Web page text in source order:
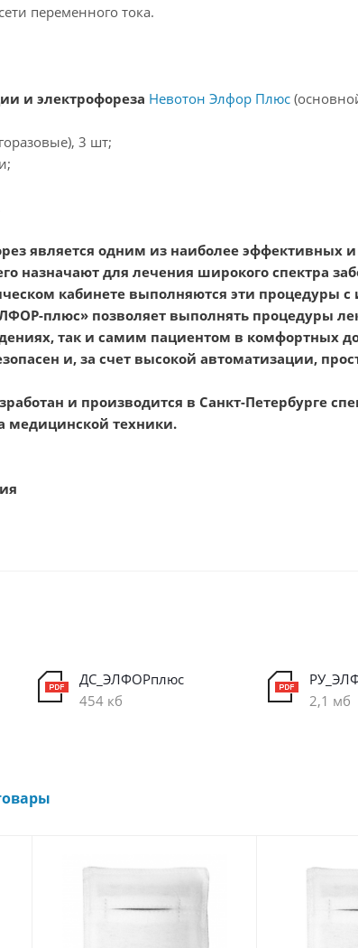
переменного тока.
и электрофореза Невотон Элфор Плюс
3 шт;
является одним из наиболее эффективных
назначают для лечения широкого спектра
кабинете выполняются эти процедуры с
плюс» позволяет выполнять процедуры
так и самим пациентом в комфортных
и, за счет высокой автоматизации,
и производится в Санкт-Петербурге
медицинской техники.
ДС_ЭЛФОРплюс
454 кб
2,1 мб